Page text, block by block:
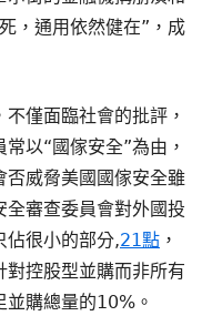
，通用依然健在”，成
僅面臨社會的批評，
以“國傢安全”為由，
否威脅美國國傢安全雖
全審查委員會對外國投
佔很小的部分,21點 ，
控股型並購而非所有
並購總量的10%。